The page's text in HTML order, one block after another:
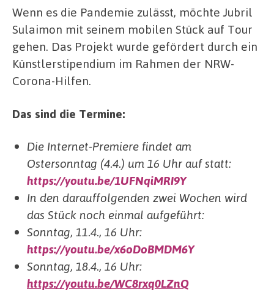
Wenn es die Pandemie zulässt, möchte Jubril
Sulaimon mit seinem mobilen Stück auf Tour
gehen. Das Projekt wurde gefördert durch ein
Künstlerstipendium im Rahmen der NRW-
Corona-Hilfen.
Das sind die Termine:
Die Internet-Premiere findet am
Ostersonntag (4.4.) um 16 Uhr auf statt:
https://youtu.be/1UFNqiMRI9Y
In den darauffolgenden zwei Wochen wird
das Stück noch einmal aufgeführt:
Sonntag, 11.4., 16 Uhr:
https://youtu.be/x6oDoBMDM6Y
Sonntag, 18.4., 16 Uhr:
https://youtu.be/WC8rxq0LZnQ